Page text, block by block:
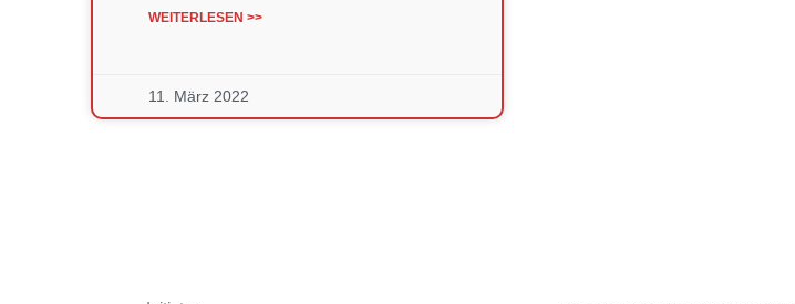
WEITERLESEN >>
11. März 2022